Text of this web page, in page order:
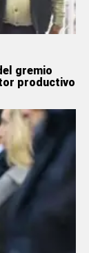
gremio
productivo